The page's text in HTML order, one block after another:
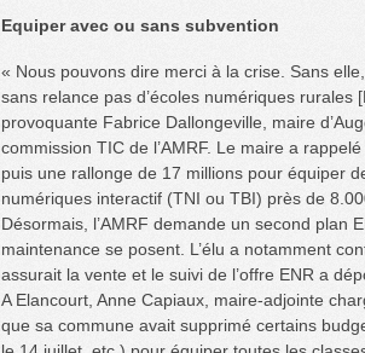
Equiper avec ou sans subvention
« Nous pouvons dire merci à la crise. Sans
sans relance pas d’écoles numériques
provoquante Fabrice Dallongeville, maire
commission TIC de l’AMRF. Le maire a
puis une rallonge de 17 millions pour équiper
numériques interactif (TNI ou TBI) près de
Désormais, l’AMRF demande un second plan
maintenance se posent. L’élu a notamment
assurait la vente et le suivi de l’offre ENR a
A Elancourt, Anne Capiaux, maire-adjointe
que sa commune avait supprimé certains